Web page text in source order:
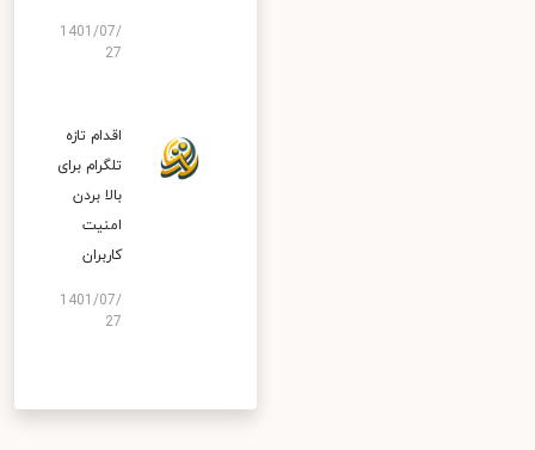
1401/07/
27
اقدام تازه
تلگرام برای
بالا بردن
امنیت
کاربران
1401/07/
27